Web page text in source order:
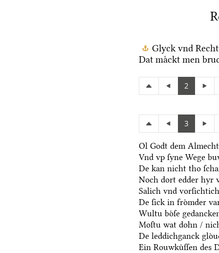
Glyck vnd
Dat maͤckt men
2
3
Ol Godt dem
Vnd vp ſyne Wege
De kan nicht tho
Noch dort edder hyr
Salich vnd
De ſick in froͤmder
Wultu boͤſe
Moſtu wat dohn /
De leddichganck
Ein Rouwkuͤſſen des